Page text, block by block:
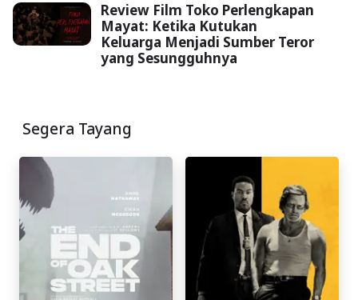
Review Film Toko Perlengkapan
Mayat: Ketika Kutukan
Keluarga Menjadi Sumber Teror
yang Sesungguhnya
Segera Tayang